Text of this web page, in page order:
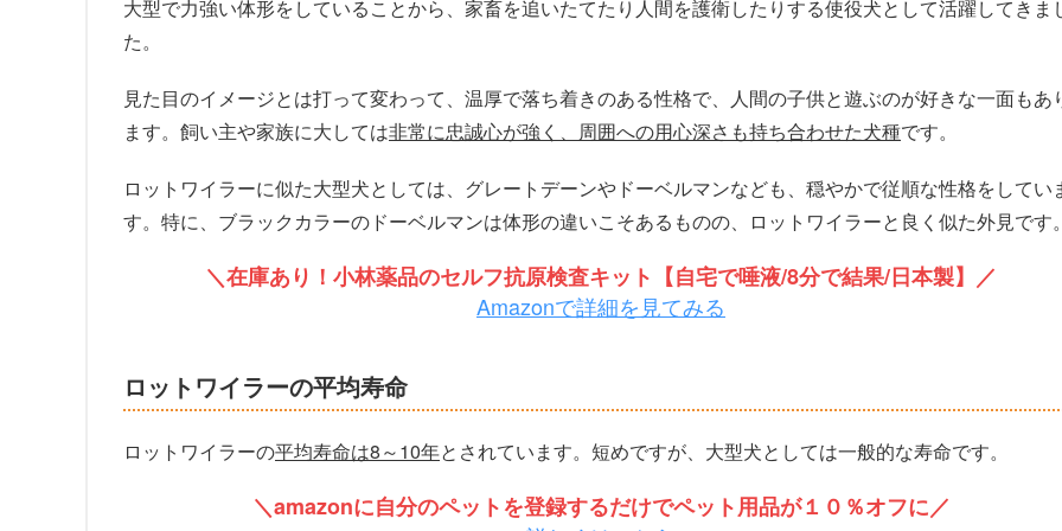
大型で力強い体形をしていることから、家畜を追いたてたり人間を護衛したりする使役犬として活躍してきま
た。
見た目のイメージとは打って変わって、温厚で落ち着きのある性格で、人間の子供と遊ぶのが好きな一面もあ
ます。飼い主や家族に大しては非常に忠誠心が強く、周囲への用心深さも持ち合わせた犬種です。
ロットワイラーに似た大型犬としては、グレートデーンやドーベルマンなども、穏やかで従順な性格をしてい
す。特に、ブラックカラーのドーベルマンは体形の違いこそあるものの、ロットワイラーと良く似た外見です。
＼在庫あり！小林薬品のセルフ抗原検査キット【自宅で唾液/8分で結果/日本製】／
Amazonで詳細を見てみる
ロットワイラーの平均寿命
ロットワイラーの平均寿命は8～10年とされています。短めですが、大型犬としては一般的な寿命です。
＼amazonに自分のペットを登録するだけでペット用品が１０％オフに／